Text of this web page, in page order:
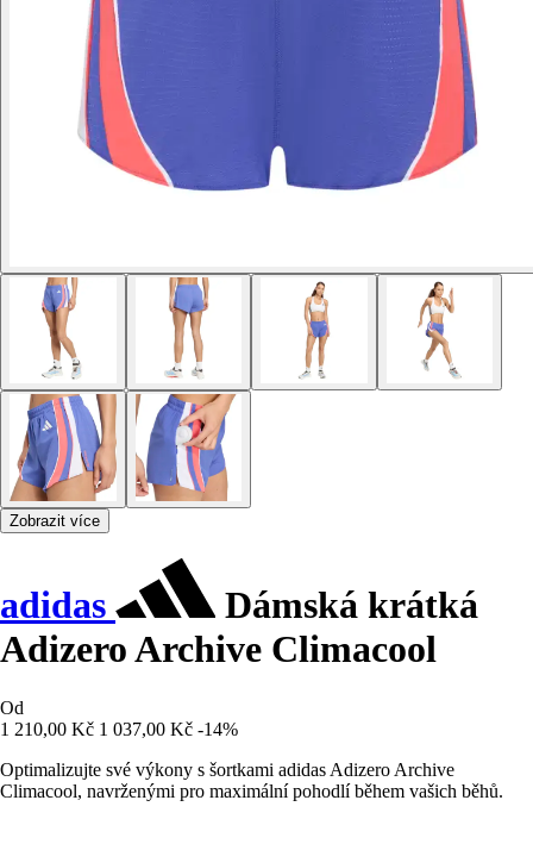
Zobrazit více
adidas
Dámská krátká
Adizero Archive Climacool
Od
1 210,00 Kč 1 037,00 Kč -14%
Optimalizujte své výkony s šortkami adidas Adizero Archive
Climacool, navrženými pro maximální pohodlí během vašich běhů.